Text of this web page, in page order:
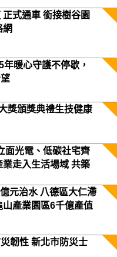
式通車 銜接樹谷園
網
暖心守護不停歇，
獎頒獎典禮生技健康
面光電、低碳社宅齊
走入生活場域 共築
元治水 八德區大仁滯
產業園區6千億產值
韌性 新北市防災士